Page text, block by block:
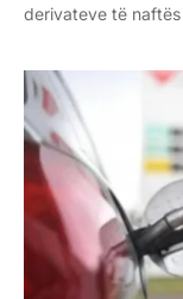
derivateve të